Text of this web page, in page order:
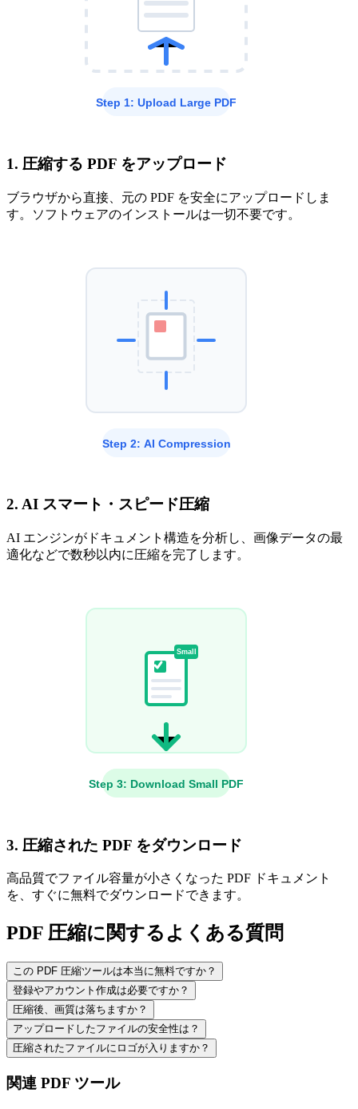
1. 圧縮する PDF をアップロード
ブラウザから直接、元の PDF を安全にアップロードしま
す。ソフトウェアのインストールは一切不要です。
2. AI スマート・スピード圧縮
AI エンジンがドキュメント構造を分析し、画像データの最
適化などで数秒以内に圧縮を完了します。
3. 圧縮された PDF をダウンロード
高品質でファイル容量が小さくなった PDF ドキュメント
を、すぐに無料でダウンロードできます。
PDF 圧縮に関するよくある質問
この PDF 圧縮ツールは本当に無料ですか？
登録やアカウント作成は必要ですか？
圧縮後、画質は落ちますか？
アップロードしたファイルの安全性は？
圧縮されたファイルにロゴが入りますか？
関連 PDF ツール